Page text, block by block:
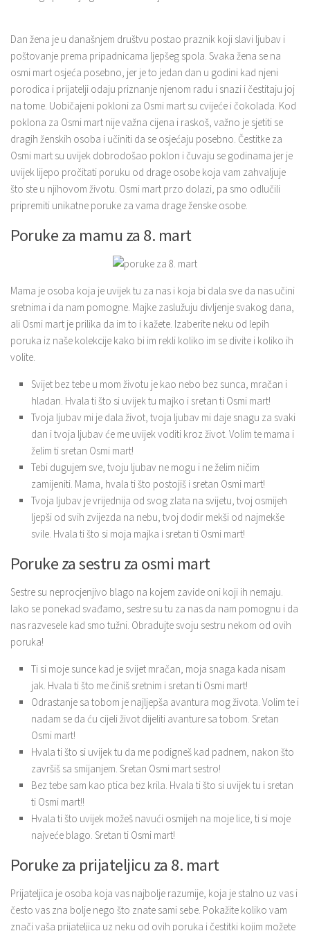
Dan žena je u današnjem društvu postao praznik koji slavi ljubav i
poštovanje prema pripadnicama ljepšeg spola. Svaka žena se na
osmi mart osjeća posebno, jer je to jedan dan u godini kad njeni
porodica i prijatelji odaju priznanje njenom radu i snazi i čestitaju joj
na tome. Uobičajeni pokloni za Osmi mart su cvijeće i čokolada. Kod
poklona za Osmi mart nije važna cijena i raskoš, važno je sjetiti se
dragih ženskih osoba i učiniti da se osjećaju posebno. Čestitke za
Osmi mart su uvijek dobrodošao poklon i čuvaju se godinama jer je
uvijek lijepo pročitati poruku od drage osobe koja vam zahvaljuje
što ste u njihovom životu. Osmi mart przo dolazi, pa smo odlučili
pripremiti unikatne poruke za vama drage ženske osobe.
Poruke za mamu za 8. mart
Mama je osoba koja je uvijek tu za nas i koja bi dala sve da nas učini
sretnima i da nam pomogne. Majke zaslužuju divljenje svakog dana,
ali Osmi mart je prilika da im to i kažete. Izaberite neku od lepih
poruka iz naše kolekcije kako bi im rekli koliko im se divite i koliko ih
volite.
Svijet bez tebe u mom životu je kao nebo bez sunca, mračan i
hladan. Hvala ti što si uvijek tu majko i sretan ti Osmi mart!
Tvoja ljubav mi je dala život, tvoja ljubav mi daje snagu za svaki
dan i tvoja ljubav će me uvijek voditi kroz život. Volim te mama i
želim ti sretan Osmi mart!
Tebi dugujem sve, tvoju ljubav ne mogu i ne želim ničim
zamijeniti. Mama, hvala ti što postojiš i sretan Osmi mart!
Tvoja ljubav je vrijednija od svog zlata na svijetu, tvoj osmijeh
ljepši od svih zvijezda na nebu, tvoj dodir mekši od najmekše
svile. Hvala ti što si moja majka i sretan ti Osmi mart!
Poruke za sestru za osmi mart
Sestre su neprocjenjivo blago na kojem zavide oni koji ih nemaju.
Iako se ponekad svađamo, sestre su tu za nas da nam pomognu i da
nas razvesele kad smo tužni. Obradujte svoju sestru nekom od ovih
poruka!
Ti si moje sunce kad je svijet mračan, moja snaga kada nisam
jak. Hvala ti što me činiš sretnim i sretan ti Osmi mart!
Odrastanje sa tobom je najljepša avantura mog života. Volim te i
nadam se da ću cijeli život dijeliti avanture sa tobom. Sretan
Osmi mart!
Hvala ti što si uvijek tu da me podigneš kad padnem, nakon što
završiš sa smijanjem. Sretan Osmi mart sestro!
Bez tebe sam kao ptica bez krila. Hvala ti što si uvijek tu i sretan
ti Osmi mart!!
Hvala ti što uvijek možeš navući osmijeh na moje lice, ti si moje
najveće blago. Sretan ti Osmi mart!
Poruke za prijateljicu za 8. mart
Prijateljica je osoba koja vas najbolje razumije, koja je stalno uz vas i
često vas zna bolje nego što znate sami sebe. Pokažite koliko vam
znači vaša prijateljica uz neku od ovih poruka i čestitki kojim možete